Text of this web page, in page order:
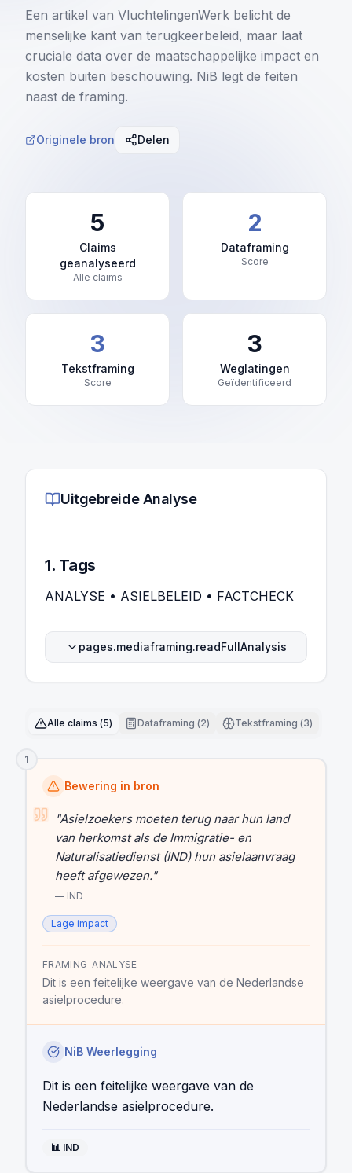
Instroom/Uitstroom
Spreidingswet
AMV Tracker
LHBTIQ+ Acceptatie
Religie
Geldovermakingen
Vrouwenbesnijdenis (VGV)
Kiesgedrag Migranten
Gedetineerden
Agressie Hulpverleners
Ondermijning
Intrekkingen (art. 32 Vw)
Vluchtverhalen bij de rechter
Eerwraak
Regeerakkoord 2026
Migratiebarometer
Databronnen
COA Tijdlijn
Een artikel van VluchtelingenWerk belicht de
menselijke kant van terugkeerbeleid, maar laat
cruciale data over de maatschappelijke impact en
kosten buiten beschouwing. NiB legt de feiten
naast de framing.
Originele bron Delen
5
Claims
geanalyseerd
Alle claims
2
Dataframing
Score
3
Tekstframing
Score
3
Weglatingen
Geïdentificeerd
Uitgebreide Analyse
1. Tags
ANALYSE • ASIELBELEID • FACTCHECK
pages.mediaframing.readFullAnalysis
Alle claims (5) Dataframing (2) Tekstframing (3)
1
Bewering in bron
"Asielzoekers moeten terug naar hun land
van herkomst als de Immigratie- en
Naturalisatiedienst (IND) hun asielaanvraag
heeft afgewezen."
— IND
Lage impact
FRAMING-ANALYSE
Dit is een feitelijke weergave van de Nederlandse
asielprocedure.
NiB Weerlegging
Dit is een feitelijke weergave van de
Nederlandse asielprocedure.
📊 IND